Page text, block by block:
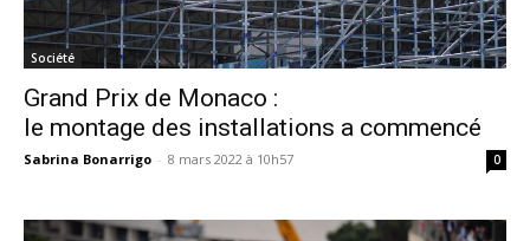
Société
Grand Prix de Monaco :
le montage des installations a commencé
Sabrina Bonarrigo - 8 mars 2022 à 10h57 0